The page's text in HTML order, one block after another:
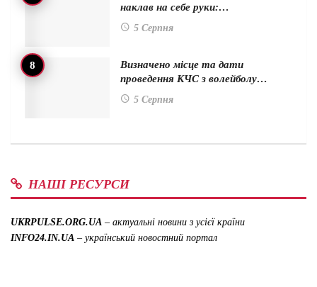
наклав на себе руки:…
5 Серпня
Визначено місце та дати
проведення КЧС з волейболу…
5 Серпня
НАШІ РЕСУРСИ
UKRPULSE.ORG.UA – актуальні новини з усієї країни
INFO24.IN.UA – український новостний портал